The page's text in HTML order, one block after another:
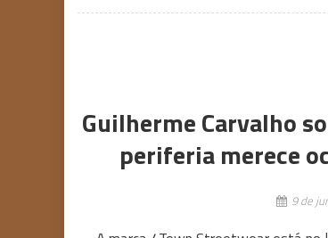
Guilherme Carvalho
periferia merece
9 de